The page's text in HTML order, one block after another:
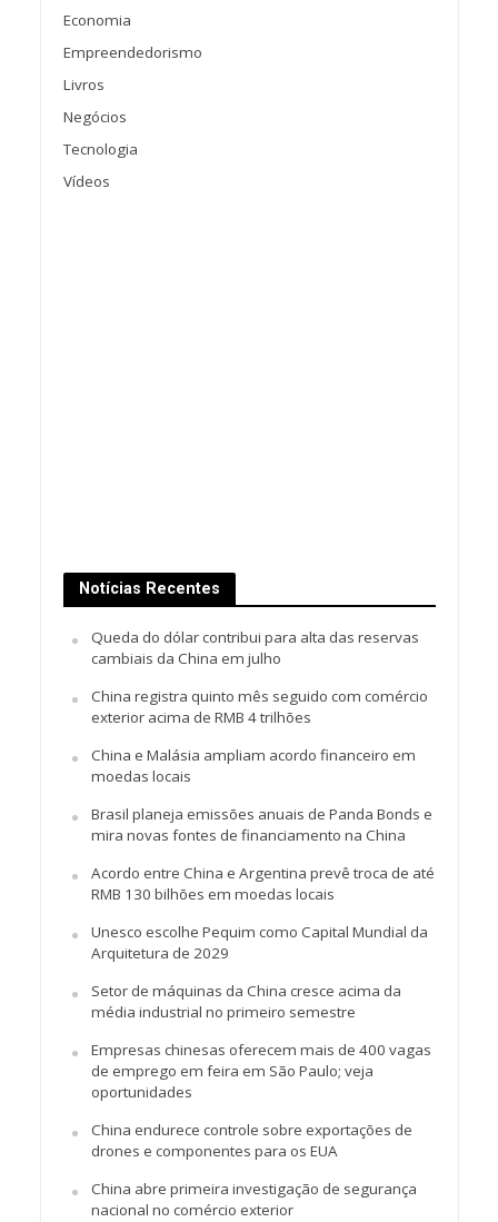
Economia
Empreendedorismo
Livros
Negócios
Tecnologia
Vídeos
Notícias Recentes
Queda do dólar contribui para alta das reservas
cambiais da China em julho
China registra quinto mês seguido com comércio
exterior acima de RMB 4 trilhões
China e Malásia ampliam acordo financeiro em
moedas locais
Brasil planeja emissões anuais de Panda Bonds e
mira novas fontes de financiamento na China
Acordo entre China e Argentina prevê troca de até
RMB 130 bilhões em moedas locais
Unesco escolhe Pequim como Capital Mundial da
Arquitetura de 2029
Setor de máquinas da China cresce acima da
média industrial no primeiro semestre
Empresas chinesas oferecem mais de 400 vagas
de emprego em feira em São Paulo; veja
oportunidades
China endurece controle sobre exportações de
drones e componentes para os EUA
China abre primeira investigação de segurança
nacional no comércio exterior